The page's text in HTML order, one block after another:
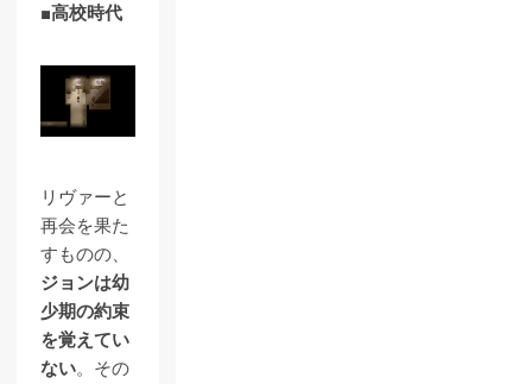
■高校時代
リヴァーと
再会を果た
すものの、
ジョンは幼
少期の約束
を覚えてい
ない。その